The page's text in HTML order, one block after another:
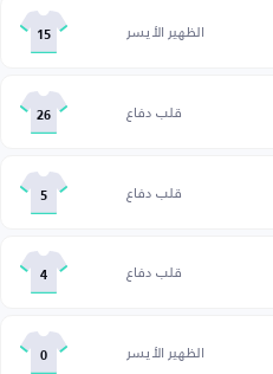
الظهير الأيسر 15
قلب دفاع 26
قلب دفاع 5
قلب دفاع 4
الظهير الأيسر 0